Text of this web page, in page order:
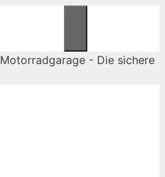
Motorradgarage - Die sichere